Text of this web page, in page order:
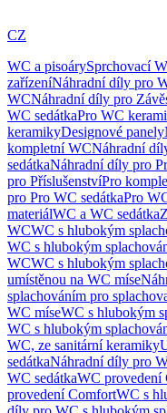
CZ
WC a pisoárySprchovací
zařízeníNáhradní díly pro
WCNáhradní díly pro
WC sedátkaPro WC
keramikyDesignové panely
kompletní WCNáhradní
sedátkaNáhradní díly pro
pro PříslušenstvíPro
pro Pro WC sedátkaPro
materiálWC a WC sedátka
WCWC s hlubokým
WC s hlubokým
WCWC s hlubokým
umístěnou na WC míse
splachováním pro
WC míseWC s hlubokým
WC s hlubokým
WC, ze sanitární keramiky
sedátkaNáhradní díly pro
WC sedátkaWC provedení
provedení ComfortWC s